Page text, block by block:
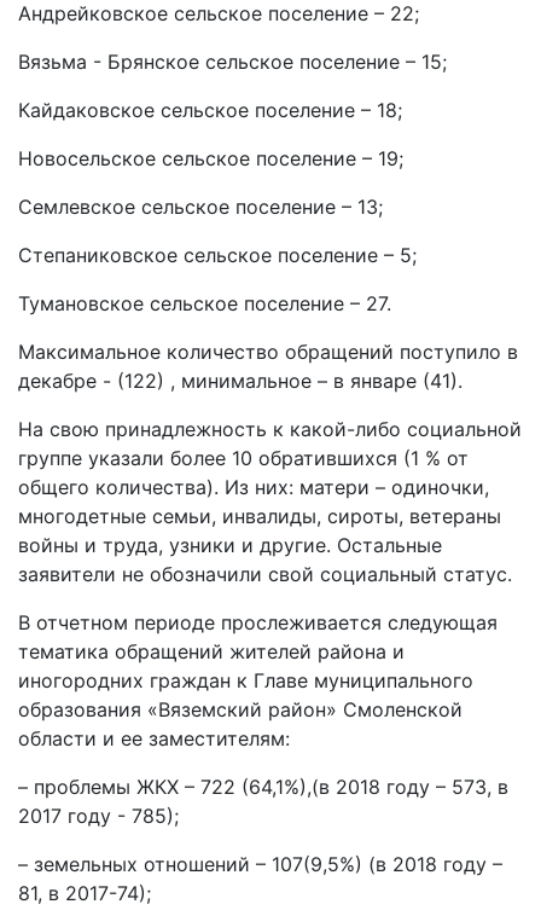
Андрейковское сельское поселение – 22;
Вязьма - Брянское сельское поселение – 15;
Кайдаковское сельское поселение – 18;
Новосельское сельское поселение – 19;
Семлевское сельское поселение – 13;
Степаниковское сельское поселение – 5;
Тумановское сельское поселение – 27.
Максимальное количество обращений поступило в
декабре - (122) , минимальное – в январе (41).
На свою принадлежность к какой-либо социальной
группе указали более 10 обратившихся (1 % от
общего количества). Из них: матери – одиночки,
многодетные семьи, инвалиды, сироты, ветераны
войны и труда, узники и другие. Остальные
заявители не обозначили свой социальный статус.
В отчетном периоде прослеживается следующая
тематика обращений жителей района и
иногородних граждан к Главе муниципального
образования «Вяземский район» Смоленской
области и ее заместителям:
– проблемы ЖКХ – 722 (64,1%),(в 2018 году – 573, в
2017 году - 785);
– земельных отношений – 107(9,5%) (в 2018 году –
81, в 2017-74);